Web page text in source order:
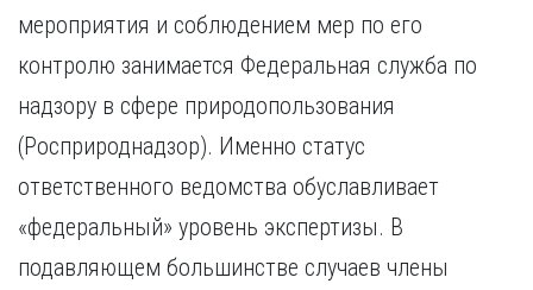
Курск
Л
Липецк
М
Магнитогорск
Махачкала
Х
Хабаровск
Ч
Чебоксары
Череповец
Чита
Я
мероприятия и соблюдением мер по его
контролю занимается Федеральная служба по
надзору в сфере природопользования
(Росприроднадзор). Именно статус
ответственного ведомства обуславливает
«федеральный» уровень экспертизы. В
подавляющем большинстве случаев члены